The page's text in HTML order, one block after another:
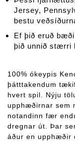
Jersey,
bestu
Ef þið eruð
þið unnið stærri
100% ókeypis
þátttakendum
hvert spil. Nýju
upphæðirnar sem
notandinn fær
dregnar út. Þar
áður en upphæðir